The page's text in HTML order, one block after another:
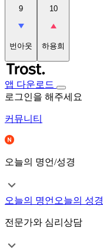
9
번아웃
10
하용희
앱 다운로드
로그인을 해주세요
커뮤니티
오늘의 명언/성경
오늘의 명언 오늘의 성경
전문가와 심리상담